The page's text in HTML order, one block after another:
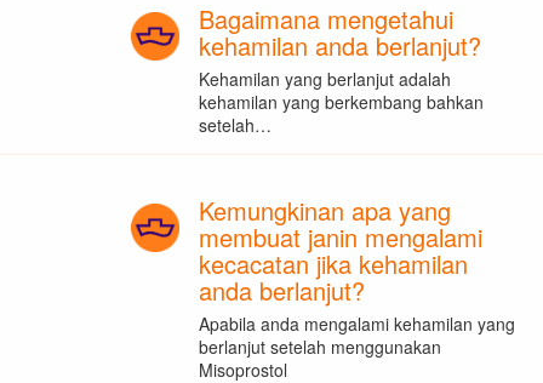
Bagaimana mengetahui
kehamilan anda berlanjut?
Kehamilan yang berlanjut adalah
kehamilan yang berkembang bahkan
setelah…
Kemungkinan apa yang
membuat janin mengalami
kecacatan jika kehamilan
anda berlanjut?
Apabila anda mengalami kehamilan yang
berlanjut setelah menggunakan
Misoprostol